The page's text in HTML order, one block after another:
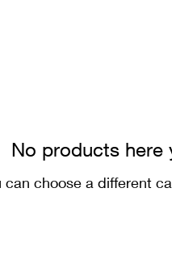
No products here
can choose a different